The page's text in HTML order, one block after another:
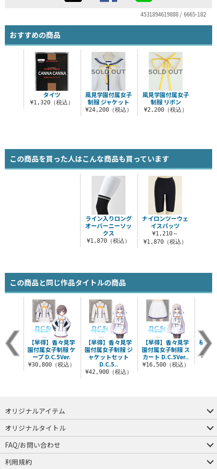
4531894619888 / 6665-182
おすすめの商品
風見学園付属女子
制服 ジャケット
¥24,200（税込）
風見学園付属女子
制服 リボン
¥2,200（税込）
タイツ
¥1,320（税込）
この商品を買った人はこんな商品も買っています
ライン入りロング
オーバーニーソッ
クス
¥1,870（税込）
ナイロンツーウェ
イスパッツ
¥1,210～
¥1,870（税込）
この商品と同じ作品タイトルの商品
【早得】香々見学
園付属女子制服 ジ
ャケットセット
D.C.5..
¥42,900（税込）
【早得】香々見学
園付属女子制服 ス
カート D.C.5Ver..
¥16,500（税込）
桜来
【早得】香々見学
園付属女子制服 ケ
ープ D.C.5Ver.
¥30,800（税込）
オリジナルアイテム
つままれ
つかまれ
ピョコッテ
オリジナルタイトル
アイテムヤ
ミスカトニック大學購買部
FAQ/お問い合わせ
FAQ
お問い合わせ
利用規約